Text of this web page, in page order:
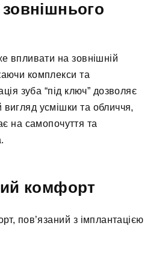
впливати на зовнішній
комплекси та
зуба “під ключ” дозволяє
усмішки та обличчя,
на самопочуття та
комфорт
пов’язаний з імплантацією